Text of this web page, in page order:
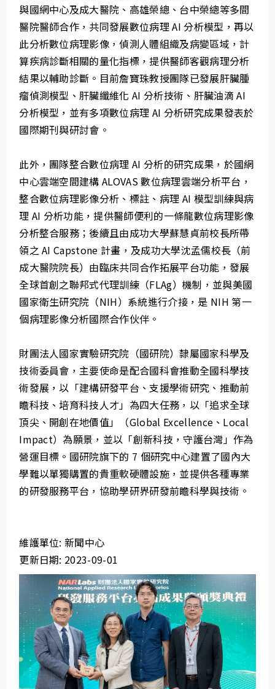
與國網中心及成大醫院、高雄榮總、台中榮總等多間
醫院醫師合作，共同發展數位病理 AI 分析模型，再以
此分析數位病理影像，偵測人體組織及病變區域，計
算疾病診斷相關的量化指標，提供醫師客觀病理分析
結果以輔助診斷。目前詹寶珠教授團隊已發展肝臟腫
瘤偵測模型、肝臟纖維化 AI 分析技術、肝臟油滴 AI
分析模型，並有多項數位病理 AI 分析研究成果發表於
國際期刊與研討會。
此外，團隊整合數位病理 AI 分析的研究成果，於國網
中心雲端空間建構 ALOVAS 數位病理雲端分析平台，
整合數位病理影像分析、標註、病理 AI 模型訓練與病
理 AI 分析功能，提供醫師便利的一條龍數位病理影像
分析整合服務；後續且由成功大學蘇慧貞前校長所帶
領之 AI Capstone 計畫，及成功大學沈孟儒校長（前
成大醫院院長）由臨床共同合作拓展平台功能，發展
全球首創之聯邦式代理訓練（FLAg）機制，並與美國
國家衛生研究院（NIH）系統進行介接，是 NIH 第一
個病理影像分析國際合作伙伴。
財團法人國家實驗研究院（國研院）隸屬國家科學及
技術委員會，主要使命是配合國科會推動全國科學技
術發展，以「建構研發平台、支援學術研究、推動前
瞻科技、培育科技人才」為四大任務，以「追求全球
頂尖、開創在地價值」（Global Excellence、Local
Impact）為願景，並以「創新科技，守護台灣」作為
營運目標。國研院旗下的 7 個研究中心建置了國內大
學難以單獨購置的貴重軟硬體設施，並提供各種專業
的研發服務平台，協助學研界研發前瞻科學與技術。
維護單位: 新聞中心
更新日期: 2023-09-01